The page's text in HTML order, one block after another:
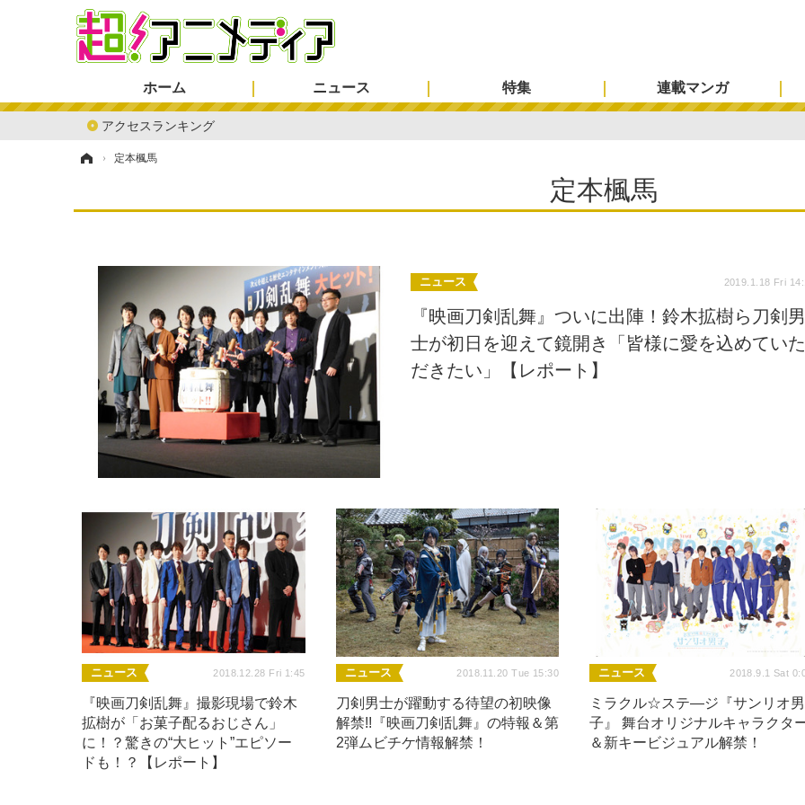
ホーム
アクセスランキング
ニュース 特集 連載マンガ
› 定本楓馬
定本楓馬
ニュース 2019.1.18 Fri
『映画刀剣乱舞』ついに出陣！鈴木拡樹ら刀剣男
士が初日を迎えて鏡開き「皆様に愛を込めていた
だきたい」【レポート】
ニュース 2018.12.28 Fri 1:45
『映画刀剣乱舞』撮影現場で鈴木
拡樹が「お菓子配るおじさん」
に！？驚きの“大ヒット”エピソー
ドも！？【レポート】
ニュース 2018.11.20 Tue 15:30
刀剣男士が躍動する待望の初映像
解禁!!『映画刀剣乱舞』の特報＆第
2弾ムビチケ情報解禁！
ニュース 2018.9.1 Sat
ミラクル☆ステ―ジ『サンリオ男
子』 舞台オリジナルキャラクタ
＆新キービジュアル解禁！